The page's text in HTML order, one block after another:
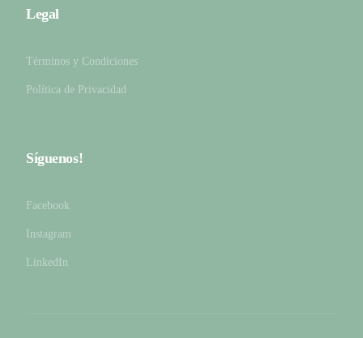
Legal
Términos y Condiciones
Política de Privacidad
Síguenos!
Facebook
Instagram
LinkedIn